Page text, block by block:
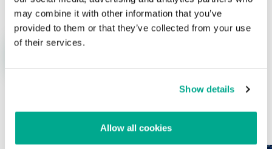
may combine it with other information that you’ve
provided to them or that they’ve collected from your use
of their services.
Show details
Allow all cookies
ÚLTIMAS PUBLICACIONES